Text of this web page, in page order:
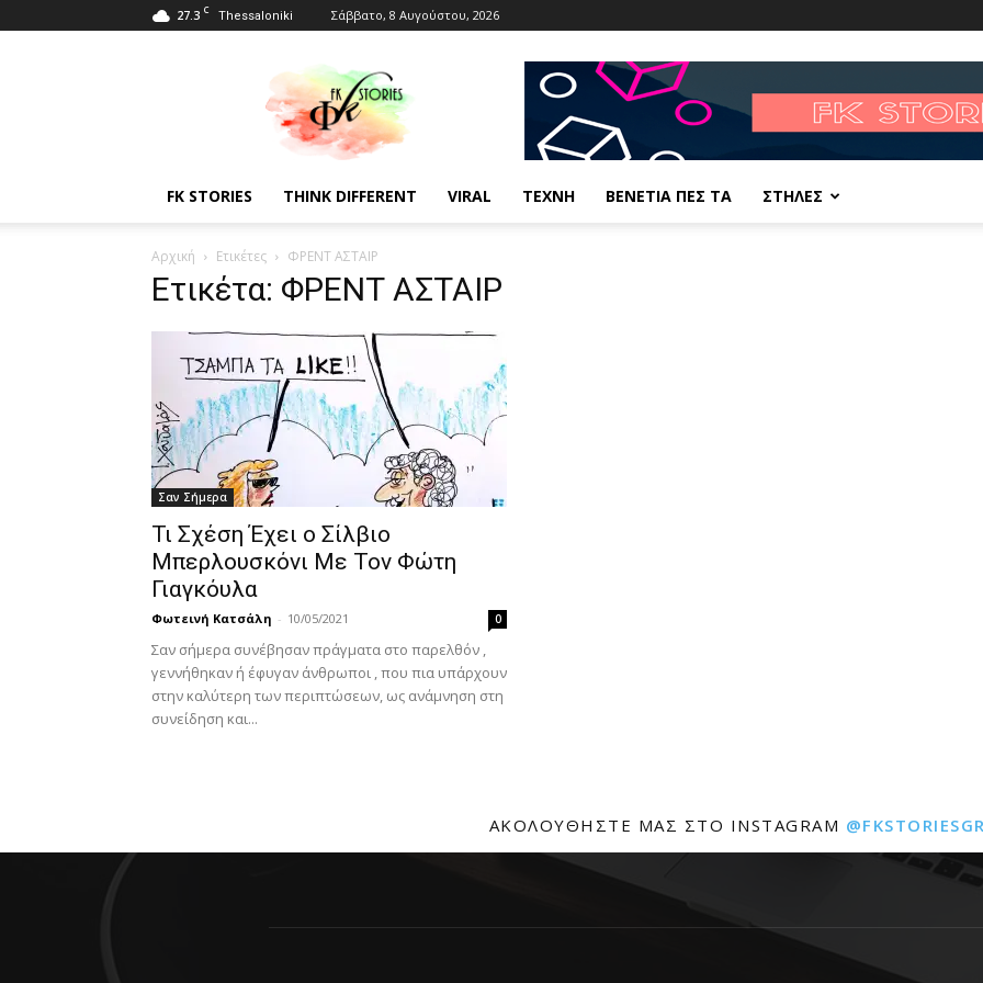
27.3 C Thessaloniki Σάββατο, 8 Αυγούστου, 2026
Fkstories
FK STORIES THINK DIFFERENT VIRAL ΤΕΧΝΗ ΒΕΝΕΤΙΑ ΠΕΣ ΤΑ ΣΤΗΛΕΣ
Αρχική Ετικέτες ΦΡΕΝΤ ΑΣΤΑΙΡ
Ετικέτα: ΦΡΕΝΤ ΑΣΤΑΙΡ
Σαν Σήμερα
Τι Σχέση Έχει ο Σίλβιο
Μπερλουσκόνι Με Τον Φώτη
Γιαγκόυλα
Φωτεινή Κατσάλη - 10/05/2021 0
Σαν σήμερα συνέβησαν πράγματα στο παρελθόν ,
γεννήθηκαν ή έφυγαν άνθρωποι , που πια υπάρχουν
στην καλύτερη των περιπτώσεων, ως ανάμνηση στη
συνείδηση και...
ΑΚΟΛΟΥΘΉΣΤΕ ΜΑΣ ΣΤΟ INSTAGRAM